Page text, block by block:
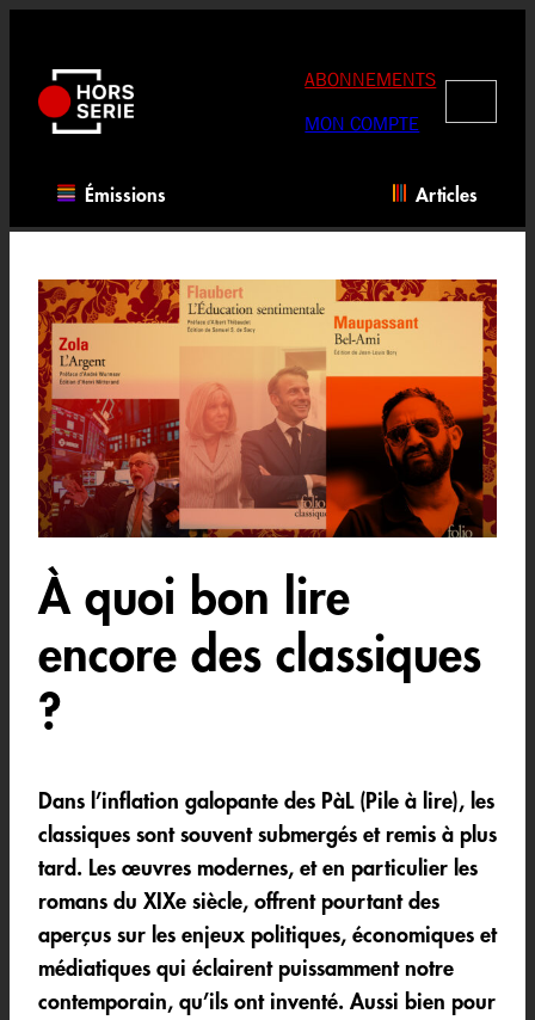
contenu
ABONNEMENTS
MON COMPTE
Émissions Articles
À quoi bon lire
encore des classiques
?
Dans l’inflation galopante des PàL (Pile à lire), les
classiques sont souvent submergés et remis à plus
tard. Les œuvres modernes, et en particulier les
romans du XIXe siècle, offrent pourtant des
aperçus sur les enjeux politiques, économiques et
médiatiques qui éclairent puissamment notre
contemporain, qu’ils ont inventé. Aussi bien pour